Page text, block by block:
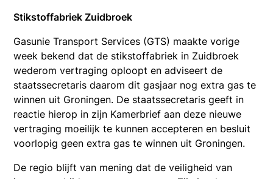
Stikstoffabriek Zuidbroek
Gasunie Transport Services (GTS) maakte vorige
week bekend dat de stikstoffabriek in Zuidbroek
wederom vertraging oploopt en adviseert de
staatssecretaris daarom dit gasjaar nog extra gas te
winnen uit Groningen. De staatssecretaris geeft in
reactie hierop in zijn Kamerbrief aan deze nieuwe
vertraging moeilijk te kunnen accepteren en besluit
voorlopig geen extra gas te winnen uit Groningen.
De regio blijft van mening dat de veiligheid van